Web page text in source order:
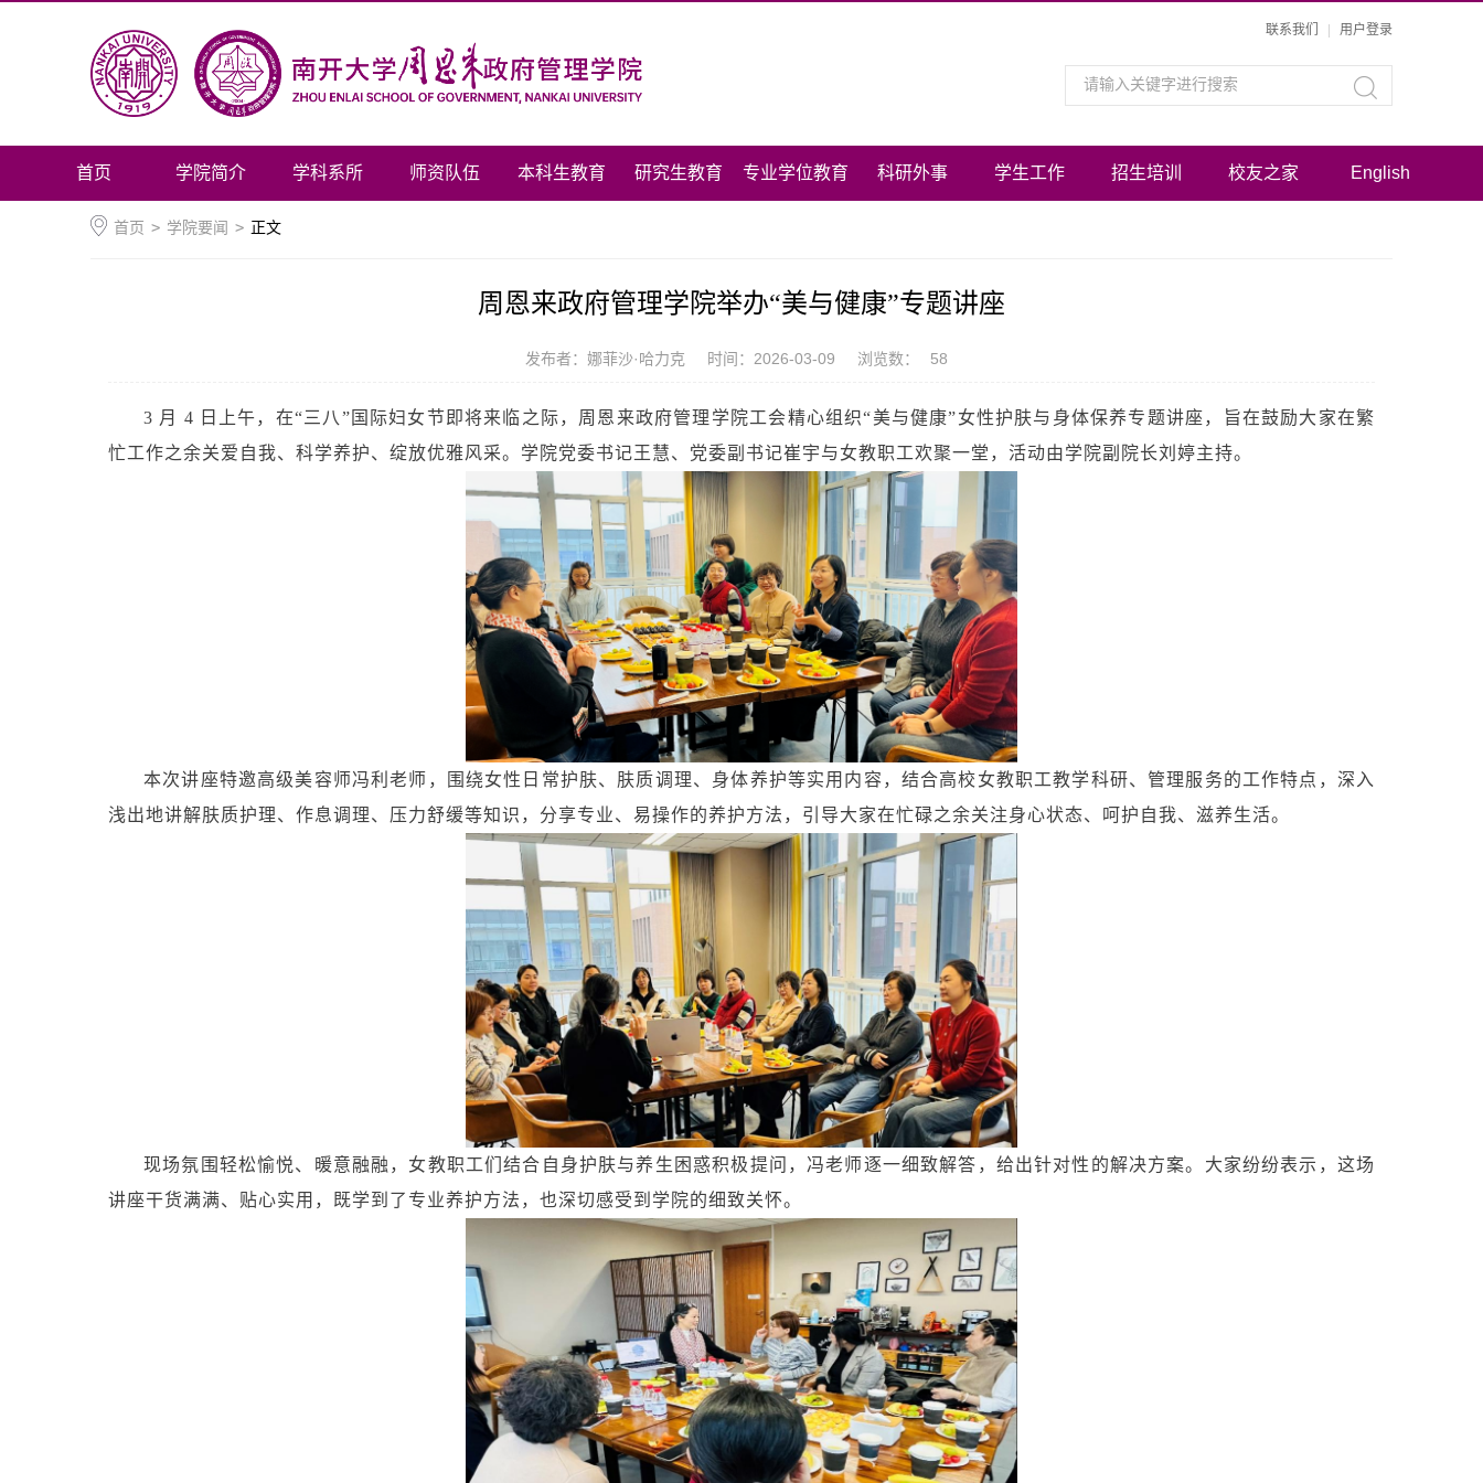
联系我们 用户登录
首页 学院简介 学科系所 师资队伍 本科生教育 研究生教育 专业学位教育 科研外事 学生工作 招生培训 校友之家 English
首页 > 学院要闻 > 正文
周恩来政府管理学院举办“美与健康”专题讲座
发布者：娜菲沙·哈力克 时间：2026-03-09 浏览数： 58
3 月 4 日上午，在“三八”国际妇女节即将来临之际，周恩来政府管理学院工会精心组织“美与健康”女性护肤与身体保养专题讲座，旨在鼓励大家在繁
忙工作之余关爱自我、科学养护、绽放优雅风采。学院党委书记王慧、党委副书记崔宇与女教职工欢聚一堂，活动由学院副院长刘婷主持。
本次讲座特邀高级美容师冯利老师，围绕女性日常护肤、肤质调理、身体养护等实用内容，结合高校女教职工教学科研、管理服务的工作特点，深入
浅出地讲解肤质护理、作息调理、压力舒缓等知识，分享专业、易操作的养护方法，引导大家在忙碌之余关注身心状态、呵护自我、滋养生活。
现场氛围轻松愉悦、暖意融融，女教职工们结合自身护肤与养生困惑积极提问，冯老师逐一细致解答，给出针对性的解决方案。大家纷纷表示，这场
讲座干货满满、贴心实用，既学到了专业养护方法，也深切感受到学院的细致关怀。